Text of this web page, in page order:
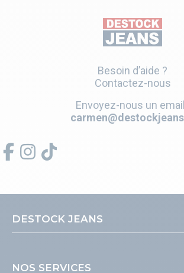
Besoin d’aide ?
Contactez-nous
Envoyez-nous un
DESTOCK JEANS
NOS SERVICES